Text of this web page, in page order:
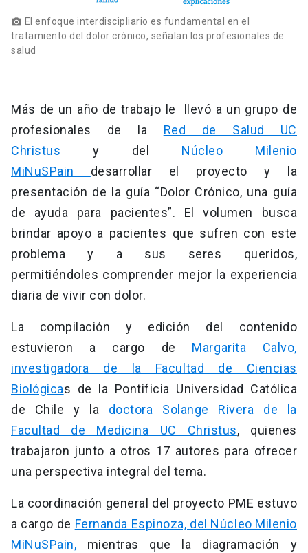
photo_camera El enfoque interdiscipliario es fundamental en el
tratamiento del dolor crónico, señalan los profesionales de
salud
Más de un año de trabajo le llevó a un grupo de
profesionales de la Red de Salud UC
Christus y del Núcleo Milenio
MiNuSPain desarrollar el proyecto y la
presentación de la guía “Dolor Crónico, una guía
de ayuda para pacientes”. El volumen busca
brindar apoyo a pacientes que sufren con este
problema y a sus seres queridos,
permitiéndoles comprender mejor la experiencia
diaria de vivir con dolor.
La compilación y edición del contenido
estuvieron a cargo de Margarita Calvo,
investigadora de la Facultad de Ciencias
Biológicas de la Pontificia Universidad Católica
de Chile y la doctora Solange Rivera de la
Facultad de Medicina UC Christus, quienes
trabajaron junto a otros 17 autores para ofrecer
una perspectiva integral del tema.
La coordinación general del proyecto PME estuvo
a cargo de Fernanda Espinoza, del Núcleo Milenio
MiNuSPain, mientras que la diagramación y